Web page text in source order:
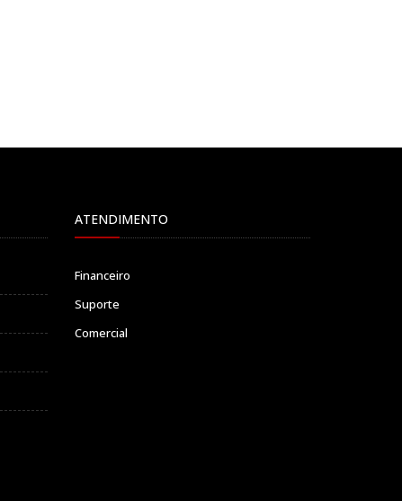
ATENDIMENTO
Financeiro
Suporte
Comercial